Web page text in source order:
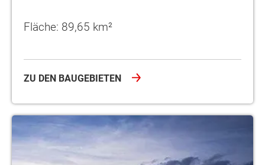
Fläche: 89,65 km²
ZU DEN BAUGEBIETEN
Sassenberg